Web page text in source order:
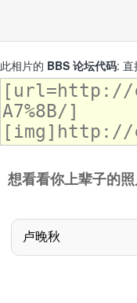
此相片的 BBS 论坛代码: 直
想看看你上辈子的